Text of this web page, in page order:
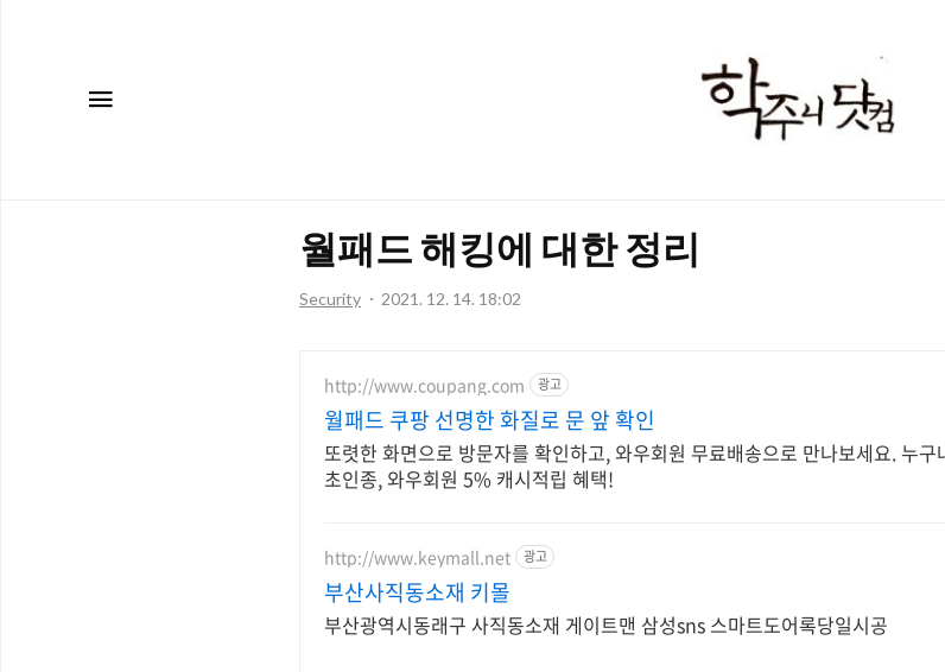
주
월패드 해킹에 대한 정리
Security 2021. 12. 14. 18:02
http://www.coupang.com 광고
월패드 쿠팡 선명한 화질로 문 앞 확인
또렷한 화면으로 방문자를 확인하고, 와우회원 무료배송으로 만나보세요. 누구
초인종, 와우회원 5% 캐시적립 혜택!
http://www.keymall.net 광고
부산사직동소재 키몰
부산광역시동래구 사직동소재 게이트맨 삼성sns 스마트도어록당일시공